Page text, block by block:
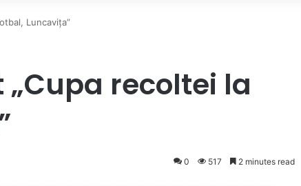
Luncavița”
recoltei la
0 517 2 minutes read